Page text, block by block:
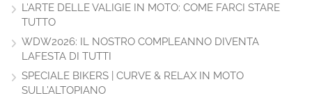
L’ARTE DELLE VALIGIE IN MOTO: COME FARCI STARE
TUTTO
WDW2026: IL NOSTRO COMPLEANNO DIVENTA
LAFESTA DI TUTTI
SPECIALE BIKERS | CURVE & RELAX IN MOTO
SULL’ALTOPIANO